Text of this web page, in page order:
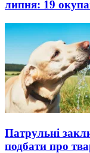
липня: 19
Патрульні
подбати про